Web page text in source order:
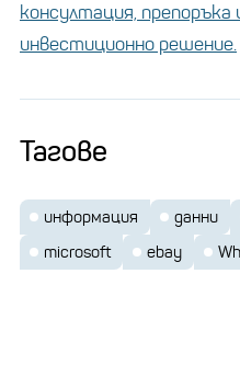
консултация, препоръка
инвестиционно решение.
Тагове
информация данни
microsoft
ebay